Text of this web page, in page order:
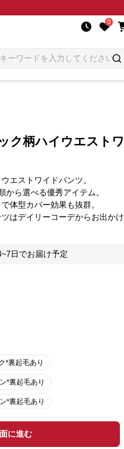
0
ク柄ハイウエストワ
エストワイドパンツ。
から選べる優秀アイテム。
体型カバー効果も抜群。
はデイリーコーデからお出かけ
日でお届け予定
*裏起毛あり
*裏起毛あり
*裏起毛あり
に進む